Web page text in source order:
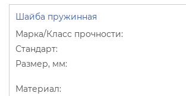
Шайба пружинная